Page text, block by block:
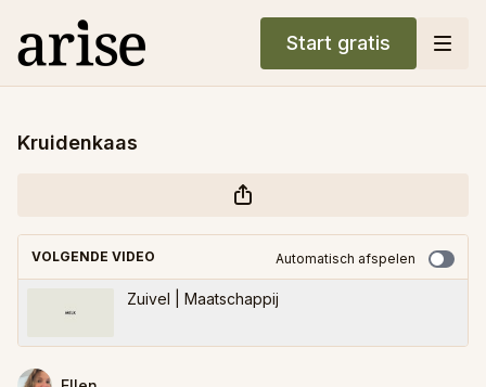
Start gratis
Kruidenkaas
VOLGENDE VIDEO Automatisch afspelen
Zuivel | Maatschappij